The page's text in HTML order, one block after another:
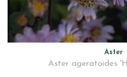
Aster
Aster ageratoides